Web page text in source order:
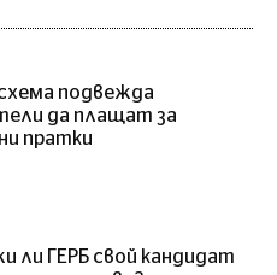
подвежда
да плащат за
пратки
ли ГЕРБ свой кандидат